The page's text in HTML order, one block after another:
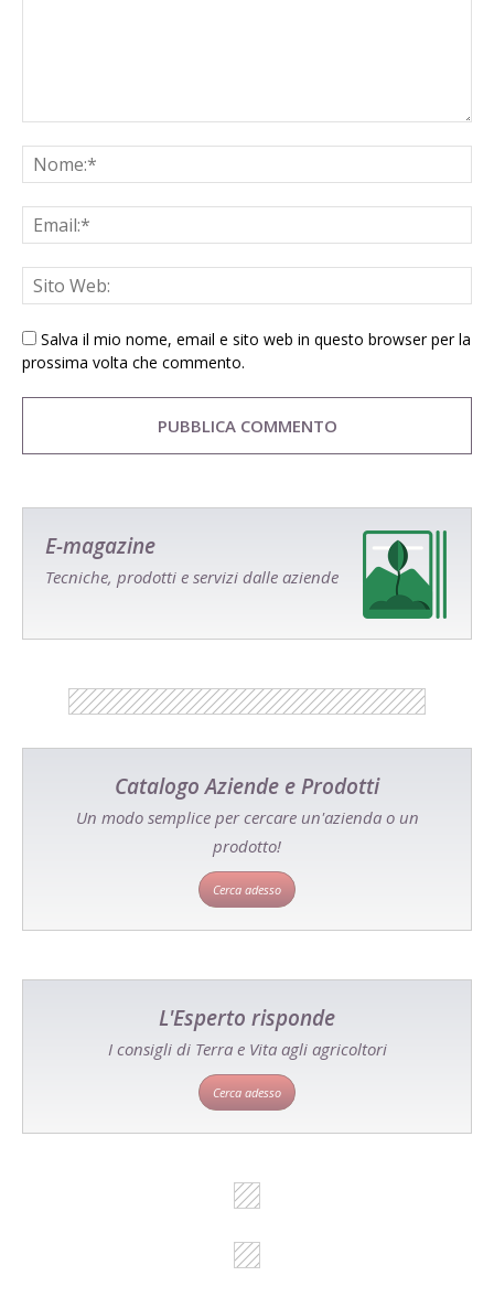
Salva il mio nome, email e sito web in questo browser per la
prossima volta che commento.
E-magazine
Tecniche, prodotti e servizi dalle aziende
Catalogo Aziende e Prodotti
Un modo semplice per cercare un'azienda o un
prodotto!
Cerca adesso
L'Esperto risponde
I consigli di Terra e Vita agli agricoltori
Cerca adesso